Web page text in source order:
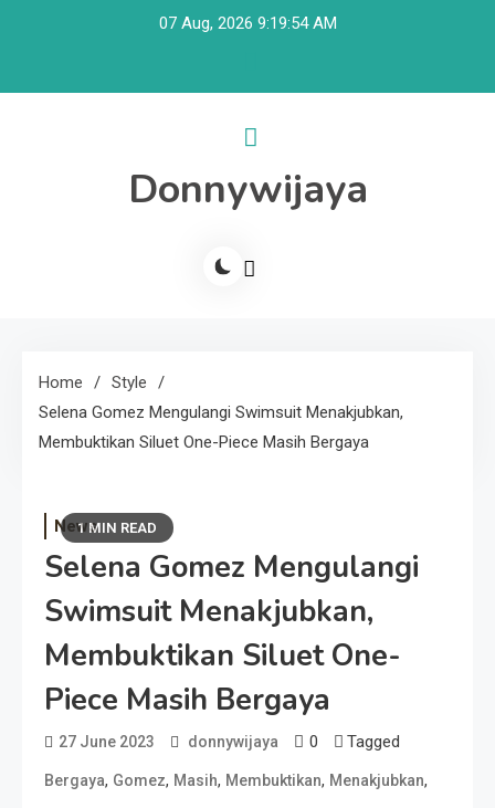
07 Aug, 2026 9:19:55 AM
Donnywijaya
Home
Style
Selena Gomez Mengulangi Swimsuit Menakjubkan,
Membuktikan Siluet One-Piece Masih Bergaya
1 MIN READ
News
Selena Gomez Mengulangi
Swimsuit Menakjubkan,
Membuktikan Siluet One-
Piece Masih Bergaya
27 June 2023 donnywijaya 0 Tagged
Bergaya, Gomez, Masih, Membuktikan, Menakjubkan,